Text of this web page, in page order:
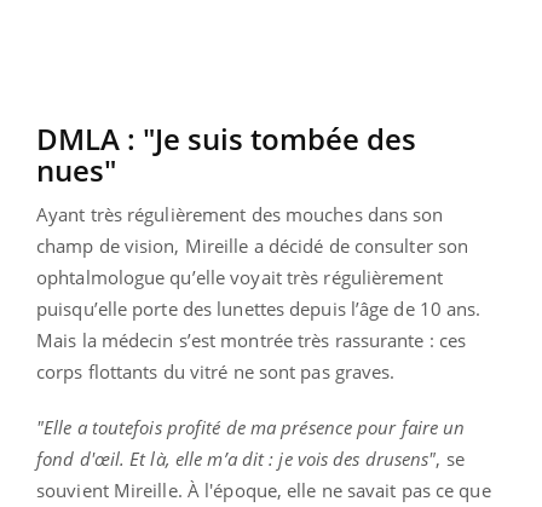
DMLA : "Je suis tombée des
nues"
Ayant très régulièrement des mouches dans son
champ de vision, Mireille a décidé de consulter son
ophtalmologue qu’elle voyait très régulièrement
puisqu’elle porte des lunettes depuis l’âge de 10 ans.
Mais la médecin s’est montrée très rassurante : ces
corps flottants du vitré ne sont pas graves.
"Elle a toutefois profité de ma présence pour faire un
fond d'œil. Et là, elle m’a dit : je vois des drusens", se
souvient Mireille. À l'époque, elle ne savait pas ce que